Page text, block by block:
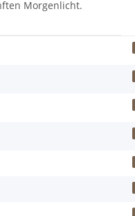
Morgenlicht.